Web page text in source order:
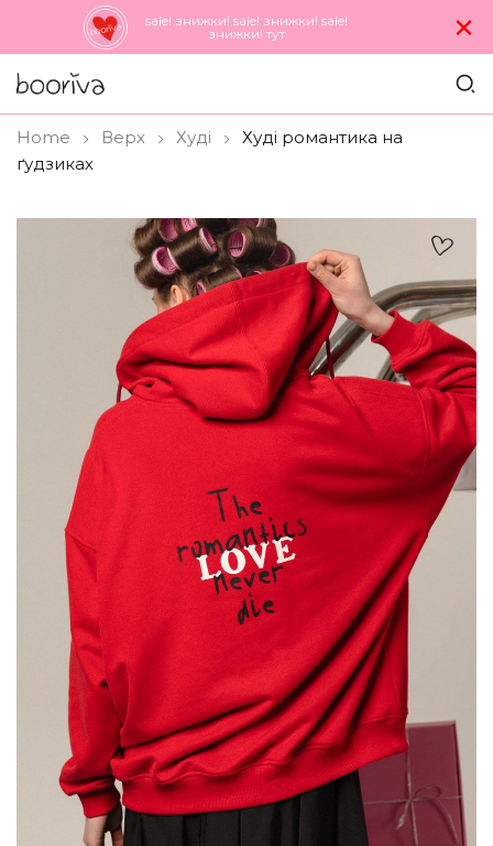
sale! знижки! sale! знижки! sale!
знижки! тут
×
Home Верх Худi
Худі романтика на
ґудзиках